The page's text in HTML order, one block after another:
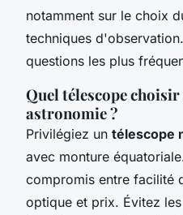
notamment sur le choix
techniques
questions les plus
Quel télescope
astronomie ?
Privilégiez un télescope
avec monture
compromis entre facilité
optique et prix. Évitez